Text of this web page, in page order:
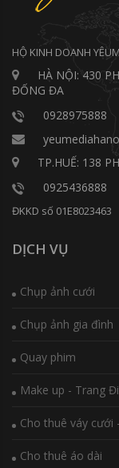
HỘ KINH DOANH
HÀ NỘI: 430
ĐỐNG ĐA
0928975888
TP.HUẾ: 138
0925436888
ĐKKD số 01E8023463
DỊCH VỤ
Chụp ảnh cưới
Chụp ảnh gia đình
Quay phim
Make up - Trang
Cho thuê váy cưới
Cho thuê áo dài